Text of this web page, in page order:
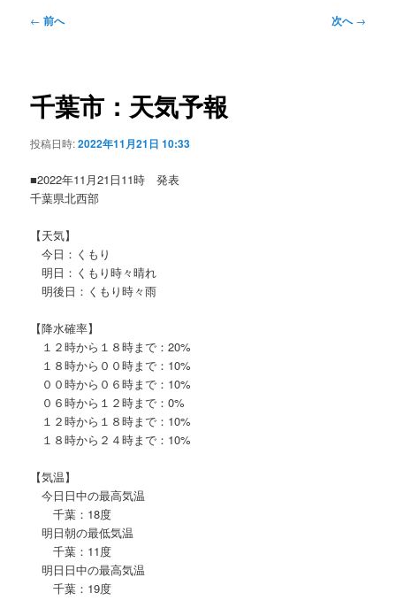
投
ゲ
ー
ョ
← 前へ 次へ→
千葉市：天気予報
投稿日時:2022年11月21日 10:33
■2022年11月21日11時 発表
千葉県北西部
【天気】
今日：くもり
明日：くもり時々晴れ
明後日：くもり時々雨
【降水確率】
１２時から１８時まで：20%
１８時から００時まで：10%
００時から０６時まで：10%
０６時から１２時まで：0%
１２時から１８時まで：10%
１８時から２４時まで：10%
【気温】
今日日中の最高気温
千葉：18度
明日朝の最低気温
千葉：11度
明日日中の最高気温
千葉：19度